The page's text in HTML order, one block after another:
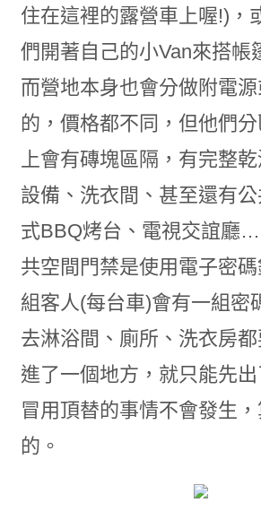
住在這裡的露營車上喔!)，
們開著自己的小Van來搭帳
而營地本身也會分做附電
的，價格都不同，但他們
上會有磚塊區隔，有完整
設備、洗衣間、甚至還有
式BBQ烤台、電視交誼廳
共空間門禁是使用電子密
組客人(每台車)會有一組密
去淋浴間、廁所、洗衣房都
進了一個地方，就只能先
冒用頂替的事情不會發生
的。